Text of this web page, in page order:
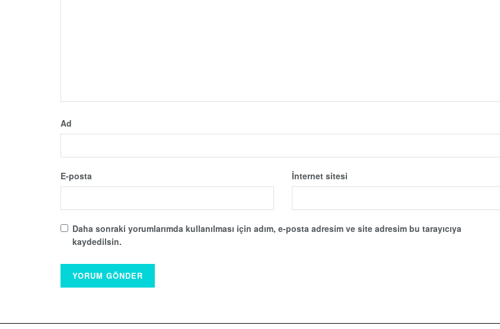
Ad
E-posta İnternet sitesi
Daha sonraki yorumlarımda kullanılması için adım, e-posta adresim ve site adresim bu tarayıcıya
kaydedilsin.